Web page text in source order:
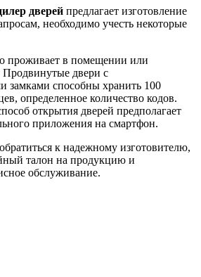
дверей предлагает изготовление
необходимо учесть некоторые
проживает в помещении или
Продвинутые двери с
замками способны хранить 100
определенное количество кодов.
открытия дверей предполагает
приложения на смартфон.
к надежному изготовителю,
талон на продукцию и
обслуживание.